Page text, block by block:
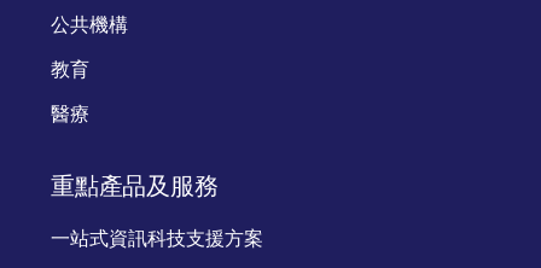
公共機構
教育
醫療
重點產品及服務
一站式資訊科技支援方案